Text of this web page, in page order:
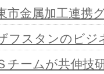
市金属加工連携
フスタンのビジ
チームが共伸技